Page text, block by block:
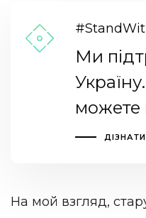
Ми
можете
На мой взгляд,